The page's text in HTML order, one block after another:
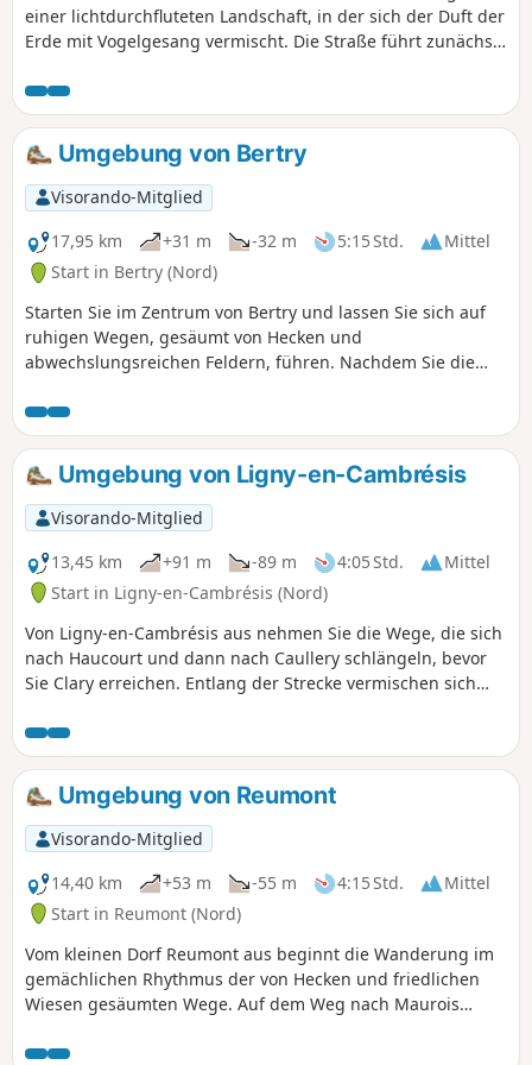
einer lichtdurchfluteten Landschaft, in der sich der Duft der
Erde mit Vogelgesang vermischt. Die Straße führt zunächst
ausgeprägten landwirtschaftlichen Vergangenheit, wo rote
Backsteinhäuser die Landschaft prägen. Weiter schlängeln
sich die Wege zwischen goldenen Feldern und grünen
Hecken bis nach Saint-Vaast-en-Cambrésis, einer Oase der
Ruhe mit malerischen Gassen. Zwischen üppiger Natur und
authentischem Dorfleben lädt diese Route dazu ein,
langsamer zu werden, durchzuatmen und die ganze
Sanftheit der Region zu genießen.
Umgebung von Bertry
Visorando-Mitglied
17,95 km
+31 m -32 m 5:15 Std.
Mittel
Start in Bertry (Nord)
Starten Sie im Zentrum von Bertry und lassen Sie sich auf
ruhigen Wegen, gesäumt von Hecken und
abwechslungsreichen Feldern, führen. Nachdem Sie die
Route weiter nach Avelu, inmitten einer Landschaft, in der
Gutshöfe und Bauernhöfe das Bild der Landschaft prägen.
Hier spielt der Wind im Getreide, Vogelgesang begleitet
Ihre Schritte und hinter jeder Kurve offenbart sich ein
authentisches Bild des Cambrésis. Ein einfacher,
unverfälschter Spaziergang, der dazu einlädt, die Natur
und das ländliche Erbe im Rhythmus des Gehens zu
genießen.
Umgebung von Ligny-en-Cambrésis
Visorando-Mitglied
13,45 km
+91 m -89 m 4:05 Std.
Mittel
Start in Ligny-en-Cambrésis (Nord)
Von Ligny-en-Cambrésis aus nehmen Sie die Wege, die sich
nach Haucourt und dann nach Caullery schlängeln, bevor
Sie Clary erreichen. Entlang der Strecke vermischen sich
von der Zeit patinierten Mauern. Jedes Dorf offenbart seine
friedlichen Gassen und seinen authentischen Charakter,
während Vogelgesang und der Duft der Jahreszeiten Ihre
Schritte begleiten. Es ist ein Spaziergang, bei dem
Einfachheit zu Reichtum wird und der dazu einlädt, die
Ruhe der Landschaften und die diskrete Wärme des
ländlichen Erbes zu genießen.
Umgebung von Reumont
Visorando-Mitglied
14,40 km
+53 m -55 m 4:15 Std.
Mittel
Start in Reumont (Nord)
Vom kleinen Dorf Reumont aus beginnt die Wanderung im
gemächlichen Rhythmus der von Hecken und friedlichen
Wiesen gesäumten Wege. Auf dem Weg nach Maurois
hier und da vom leuchtenden Rot der Mohnblumen oder